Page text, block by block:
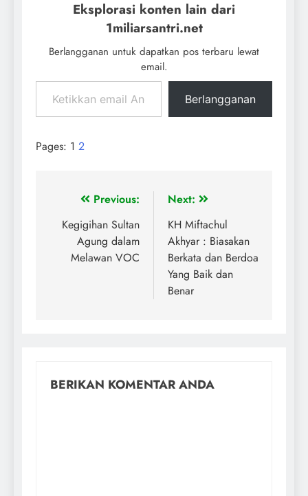
Eksplorasi konten lain dari
1miliarsantri.net
Berlangganan untuk dapatkan pos terbaru lewat
email.
Berlangganan
Pages: 1 2
Previous:
Kegigihan Sultan
Agung dalam
Melawan VOC
Next:
KH Miftachul
Akhyar : Biasakan
Berkata dan Berdoa
Yang Baik dan
Benar
BERIKAN KOMENTAR ANDA